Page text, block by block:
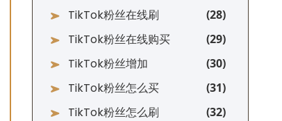
TikTok粉丝在线刷
TikTok粉丝在线购买
TikTok粉丝增加
TikTok粉丝怎么买
TikTok粉丝怎么刷